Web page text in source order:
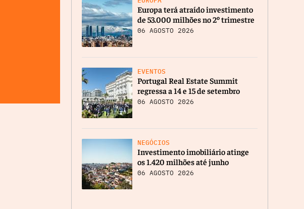
Europa terá atraído investimento
de 53.000 milhões no 2º trimestre
06 AGOSTO 2026
EVENTOS
Portugal Real Estate Summit
regressa a 14 e 15 de setembro
06 AGOSTO 2026
NEGÓCIOS
Investimento imobiliário atinge
os 1.420 milhões até junho
06 AGOSTO 2026